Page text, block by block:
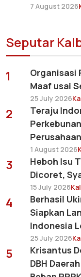
7 August 2026
Seputar
1
Organisasi
Maaf usai
25 July 2026
2
Teraju
1 August 2026
3
Heboh Isu
Dicoret,
15 July 2026
4
Berhasil
Siapkan
Indonesia
25 July 2026
5
Krisantus
DBH